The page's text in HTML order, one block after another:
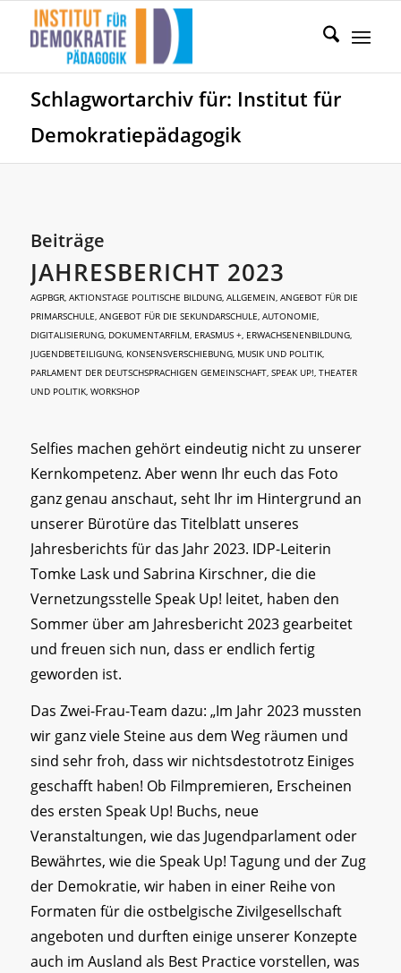
Schlagwortarchiv für: Institut für
Demokratiepädagogik
Beiträge
JAHRESBERICHT 2023
AGPBGR, AKTIONSTAGE POLITISCHE BILDUNG, ALLGEMEIN, ANGEBOT FÜR DIE
PRIMARSCHULE, ANGEBOT FÜR DIE SEKUNDARSCHULE, AUTONOMIE,
DIGITALISIERUNG, DOKUMENTARFILM, ERASMUS +, ERWACHSENENBILDUNG,
JUGENDBETEILIGUNG, KONSENSVERSCHIEBUNG, MUSIK UND POLITIK,
PARLAMENT DER DEUTSCHSPRACHIGEN GEMEINSCHAFT, SPEAK UP!, THEATER
UND POLITIK, WORKSHOP
Selfies machen gehört eindeutig nicht zu unserer
Kernkompetenz. Aber wenn Ihr euch das Foto
ganz genau anschaut, seht Ihr im Hintergrund an
unserer Bürotüre das Titelblatt unseres
Jahresberichts für das Jahr 2023. IDP-Leiterin
Tomke Lask und Sabrina Kirschner, die die
Vernetzungsstelle Speak Up! leitet, haben den
Sommer über am Jahresbericht 2023 gearbeitet
und freuen sich nun, dass er endlich fertig
geworden ist.
Das Zwei-Frau-Team dazu: „Im Jahr 2023 mussten
wir ganz viele Steine aus dem Weg räumen und
sind sehr froh, dass wir nichtsdestotrotz Einiges
geschafft haben! Ob Filmpremieren, Erscheinen
des ersten Speak Up! Buchs, neue
Veranstaltungen, wie das Jugendparlament oder
Bewährtes, wie die Speak Up! Tagung und der Zug
der Demokratie, wir haben in einer Reihe von
Formaten für die ostbelgische Zivilgesellschaft
angeboten und durften einige unserer Konzepte
auch im Ausland als Best Practice vorstellen, was